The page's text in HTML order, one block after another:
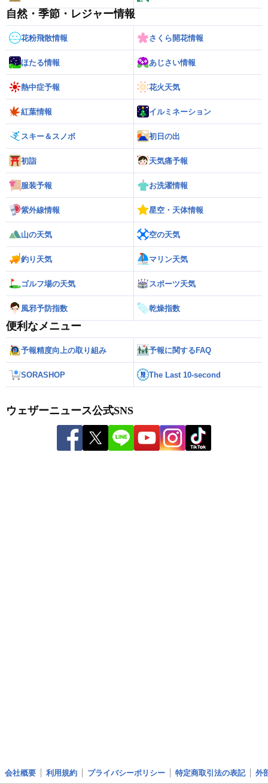
自然・季節・レジャー情報
花粉飛散情報 さくら開花情報
ほたる情報 あじさい情報
熱中症予報 花火天気
紅葉情報 イルミネーション
スキー＆スノボ 初日の出
初詣 天気痛予報
服装予報 お洗濯情報
紫外線情報 星空・天体情報
山の天気 空の天気
釣り天気 マリン天気
ゴルフ場の天気 スポーツ天気
風邪予防指数 乾燥指数
便利なメニュー
予報精度向上の取り組み 予報に関するFAQ
SORASHOP The Last 10-second
ウェザーニュース公式SNS
会社概要 利用規約 プライバシーポリシー 特定商取引法の表記 外